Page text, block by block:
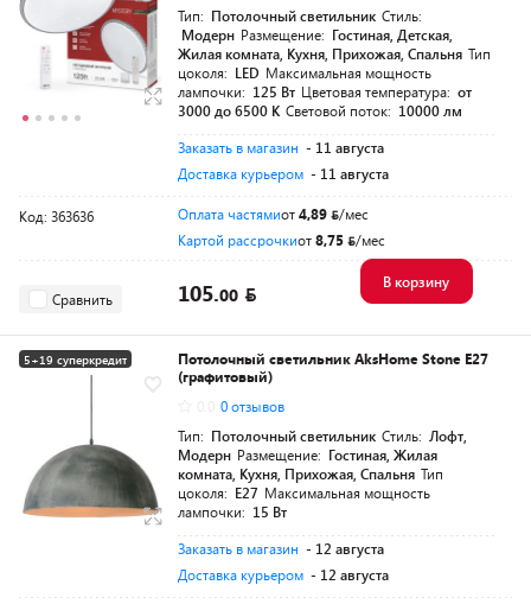
Тип: Потолочный светильник Стиль:
Модерн Размещение: Гостиная, Детская,
Жилая комната, Кухня, Прихожая, Спальня Тип
цоколя: LED Максимальная мощность
лампочки: 125 Вт Цветовая температура: от
3000 до 6500 K Световой поток: 10000 лм
Заказать в магазин - 11 августа
Доставка курьером - 11 августа
Код: 363636 Оплата частямиот4,89
/мес
Картой рассрочкиот8,75 /мес
Сравнить 105.00
В корзину
5+19 суперкредит
Потолочный светильник AksHome Stone E27
(графитовый)
0 отзывов
Тип: Потолочный светильник Стиль: Лофт,
Модерн Размещение: Гостиная, Жилая
комната, Кухня, Прихожая, Спальня Тип
цоколя: E27 Максимальная мощность
лампочки: 15 Вт
Заказать в магазин - 12 августа
Доставка курьером - 12 августа